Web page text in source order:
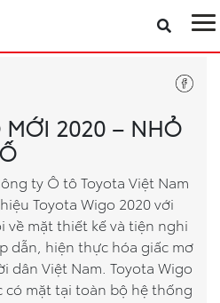
MỚI 2020 – NHỎ
ty Ô tô Toyota Việt Nam
Toyota Wigo 2020 với
mặt thiết kế và tiện nghi
dẫn, hiện thực hóa giấc mơ
dân Việt Nam. Toyota Wigo
có mặt tại toàn bộ hệ thống